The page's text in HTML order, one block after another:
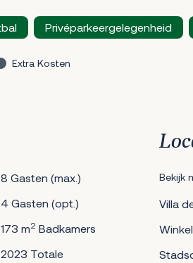
Privéparkeergelegenheid
Extra Kosten
8 Gasten (max.)
4 Gasten (opt.)
173 m2 Badkamers
2023 Totale
Bekijk
Villa